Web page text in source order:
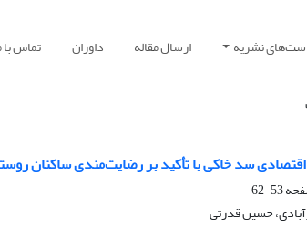
نشریه ارسال مقاله داوران تماس با
سد خاکی با تأکید بر رضایت‌مندی ساکنان
53-62
حسین قدرتی